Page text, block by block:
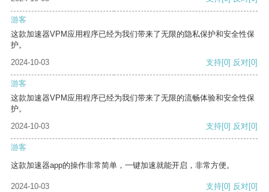
游客
这款加速器VPM应用程序已经为我们带来了无限的隐私保护和安全性保
护。
2024-10-03
支持[0] 反对[0]
游客
这款加速器VPM应用程序已经为我们带来了无限的流畅体验和安全性保
护。
2024-10-03
支持[0] 反对[0]
游客
这款加速器app的操作非常简单，一键加速就能开启，非常方便。
2024-10-03 支持[0] 反对[0]